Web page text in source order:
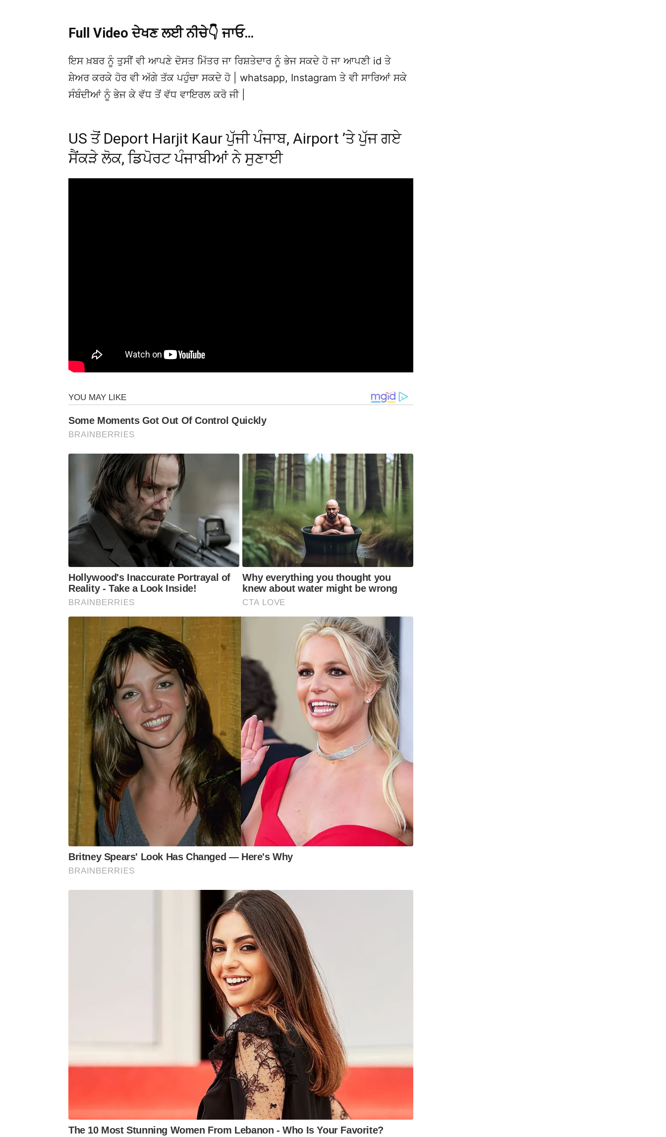
Full Video ਦੇਖਣ ਲਈ ਨੀਚੇ👇 ਜਾਓ…
ਇਸ ਖ਼ਬਰ ਨੂੰ ਤੁਸੀਂ ਵੀ ਆਪਣੇ ਦੋਸਤ ਮਿੱਤਰ ਜਾ ਰਿਸ਼ਤੇਦਾਰ ਨੂੰ ਭੇਜ ਸਕਦੇ ਹੋ ਜਾ ਆਪਣੀ id ਤੇ
ਸ਼ੇਅਰ ਕਰਕੇ ਹੋਰ ਵੀ ਅੱਗੇ ਤੱਕ ਪਹੁੰਚਾ ਸਕਦੇ ਹੋ | whatsapp, Instagram ਤੇ ਵੀ ਸਾਰਿਆਂ ਸਕੇ
ਸੰਬੰਦੀਆਂ ਨੂੰ ਭੇਜ ਕੇ ਵੱਧ ਤੋਂ ਵੱਧ ਵਾਇਰਲ ਕਰੋ ਜੀ |
US ਤੋਂ Deport Harjit Kaur ਪੁੱਜੀ ਪੰਜਾਬ, Airport ’ਤੇ ਪੁੱਜ ਗਏ
ਸੈਂਕੜੇ ਲੋਕ, ਡਿਪੋਰਟ ਪੰਜਾਬੀਆਂ ਨੇ ਸੁਣਾਈ